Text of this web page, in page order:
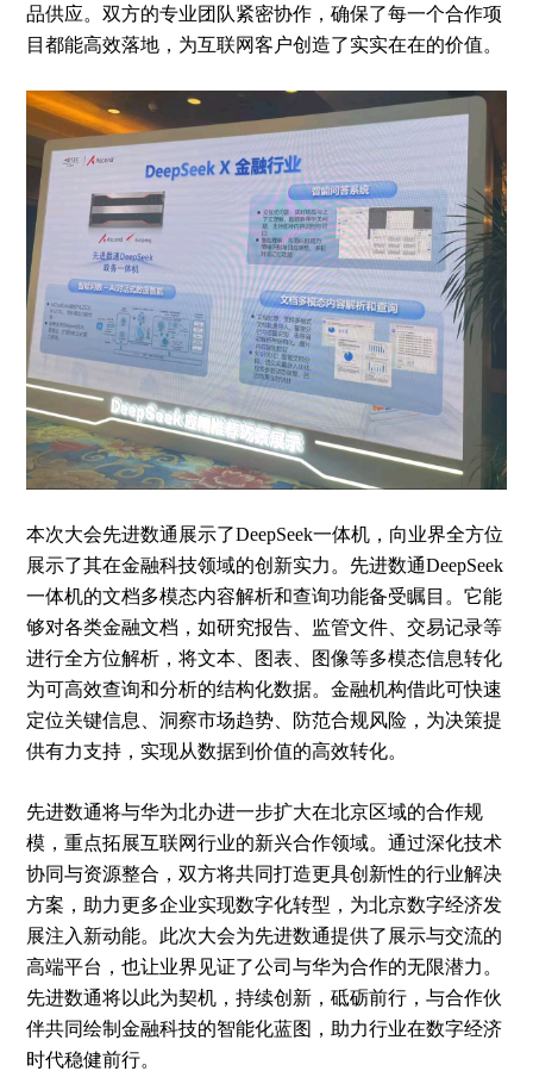
品供应。双方的专业团队紧密协作，确保了每一个合作项
目都能高效落地，为互联网客户创造了实实在在的价值。
本次大会先进数通展示了DeepSeek一体机，向业界全方位
展示了其在金融科技领域的创新实力。先进数通DeepSeek
一体机的文档多模态内容解析和查询功能备受瞩目。它能
够对各类金融文档，如研究报告、监管文件、交易记录等
进行全方位解析，将文本、图表、图像等多模态信息转化
为可高效查询和分析的结构化数据。金融机构借此可快速
定位关键信息、洞察市场趋势、防范合规风险，为决策提
供有力支持，实现从数据到价值的高效转化。
先进数通将与华为北办进一步扩大在北京区域的合作规
模，重点拓展互联网行业的新兴合作领域。通过深化技术
协同与资源整合，双方将共同打造更具创新性的行业解决
方案，助力更多企业实现数字化转型，为北京数字经济发
展注入新动能。此次大会为先进数通提供了展示与交流的
高端平台，也让业界见证了公司与华为合作的无限潜力。
先进数通将以此为契机，持续创新，砥砺前行，与合作伙
伴共同绘制金融科技的智能化蓝图，助力行业在数字经济
时代稳健前行。